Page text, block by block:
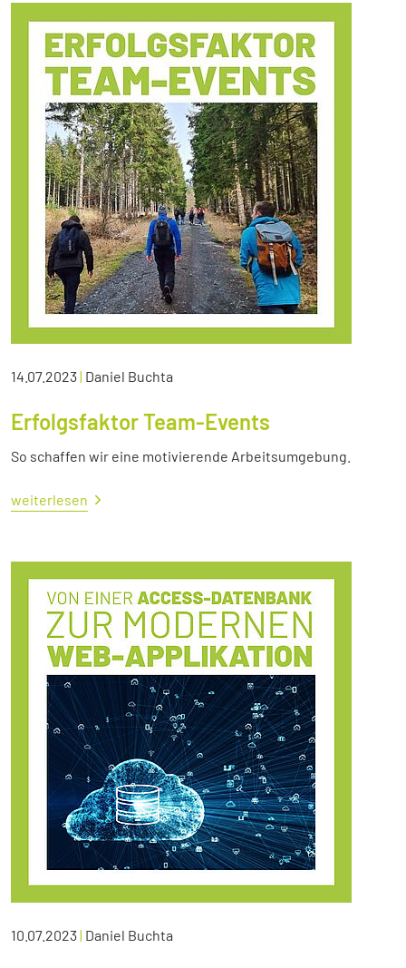
14.07.2023| Daniel Buchta
Erfolgsfaktor Team-Events
So schaffen wir eine motivierende Arbeitsumgebung.
weiterlesen
10.07.2023| Daniel Buchta